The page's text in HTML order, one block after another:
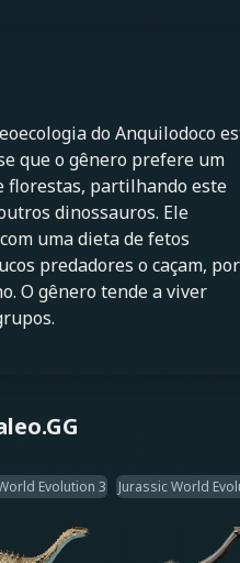
do Anquilodoco
que o gênero prefere um
florestas, partilhando este
dinossauros. Ele
uma dieta de fetos
predadores o caçam, por
O gênero tende a viver
Evolution 3 Jurassic World